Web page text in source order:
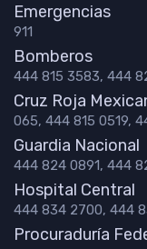
Emergencias
911
Bomberos
444 815 3583, 444
Cruz Roja
065, 444 815 0519,
Guardia Nacional
444 824 0891, 444
Hospital Central
444 834 2700, 444
Procuraduría